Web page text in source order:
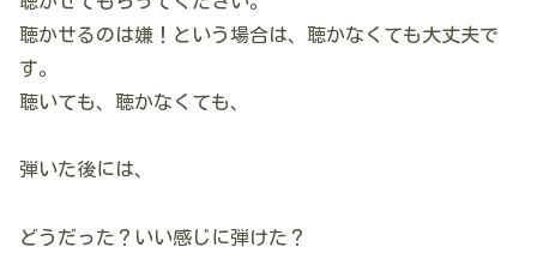
聴かせるのは嫌！という場合は、聴かなくても大丈夫で
す。
聴いても、聴かなくても、
弾いた後には、
どうだった？いい感じに弾けた？